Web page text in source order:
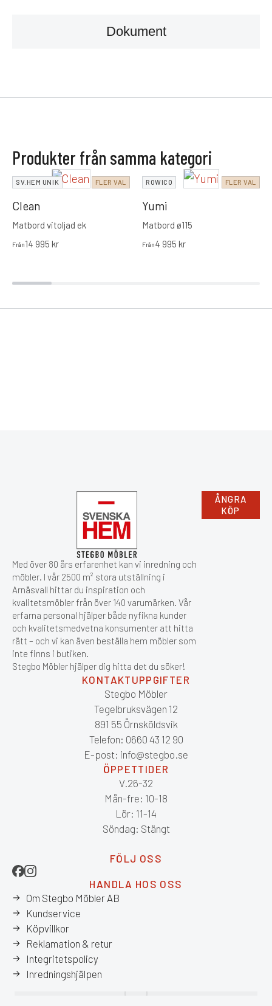
Dokument
Produkter från samma kategori
SV.HEM UNIK FLER VAL
Clean
Matbord vitoljad ek
Från14 995 kr
ROWICO FLER VAL
Yumi
Matbord ø115
Från4 995 kr
Med över 80 års erfarenhet kan vi inredning och
möbler. I vår 2500 m² stora utställning i
Arnäsvall hittar du inspiration och
kvalitetsmöbler från över 140 varumärken. Vår
erfarna personal hjälper både nyfikna kunder
och kvalitetsmedvetna konsumenter att hitta
rätt – och vi kan även beställa hem möbler som
inte finns i butiken.
Stegbo Möbler hjälper dig hitta det du söker!
ÅNGRA
KÖP
KONTAKTUPPGIFTER
Stegbo Möbler
Tegelbruksvägen 12
891 55 Örnsköldsvik
Telefon: 0660 43 12 90
E-post: info@stegbo.se
ÖPPETTIDER
V.26-32
Mån-fre: 10-18
Lör: 11-14
Söndag: Stängt
FÖLJ OSS
HANDLA HOS OSS
Om Stegbo Möbler AB
Kundservice
Köpvillkor
Reklamation & retur
Integritetspolicy
Inredningshjälpen